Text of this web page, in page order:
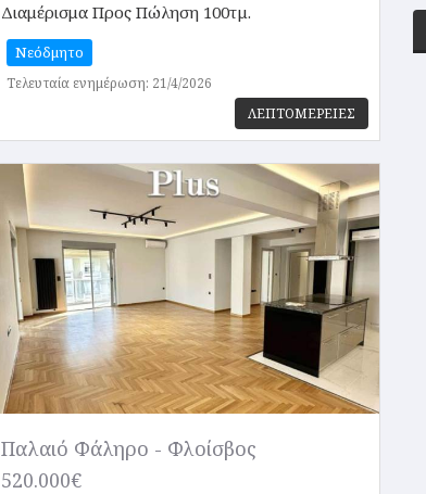
Διαμέρισμα Προς Πώληση 100τμ.
Νεόδμητο
Τελευταία ενημέρωση: 21/4/2026
ΛΕΠΤΟΜΕΡΕΙΕΣ
Παλαιό Φάληρο - Φλοίσβος
520.000€